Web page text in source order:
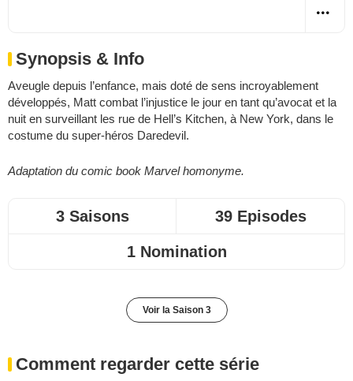
Synopsis & Info
Aveugle depuis l’enfance, mais doté de sens incroyablement
développés, Matt combat l’injustice le jour en tant qu’avocat et la
nuit en surveillant les rue de Hell’s Kitchen, à New York, dans le
costume du super-héros Daredevil.
Adaptation du comic book Marvel homonyme.
3 Saisons 39 Episodes
1 Nomination
Voir la Saison 3
Comment regarder cette série